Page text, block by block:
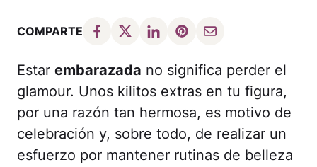
COMPARTE
Estar embarazada no significa perder el
glamour. Unos kilitos extras en tu figura,
por una razón tan hermosa, es motivo de
celebración y, sobre todo, de realizar un
esfuerzo por mantener rutinas de belleza